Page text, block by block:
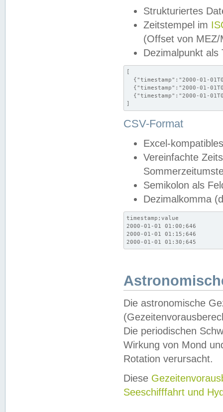
Strukturiertes
Zeitstempel im
(Offset von MEZ/
Dezimalpunkt als
[
{"timestamp":"2000-01-
{"timestamp":"2000-01-
{"timestamp":"2000-01-
]
CSV-Format
Excel-
Vereinfachte
Semikolon als
Dezimalkomma
timestamp;value
2000-01-01 01:00;646
2000-01-01 01:15;646
2000-01-01 01:30;645
Die astronomische
Die periodischen
Wirkung von Mond
Rotation verursacht.
Diese
Seeschifffahrt und